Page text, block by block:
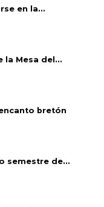
en la...
la Mesa del...
bretón
semestre de...